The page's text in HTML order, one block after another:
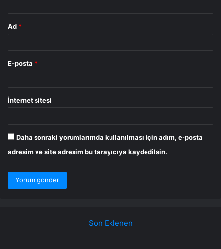
Ad *
E-posta *
İnternet sitesi
Daha sonraki yorumlarımda kullanılması için adım, e-posta
adresim ve site adresim bu tarayıcıya kaydedilsin.
Son Eklenen